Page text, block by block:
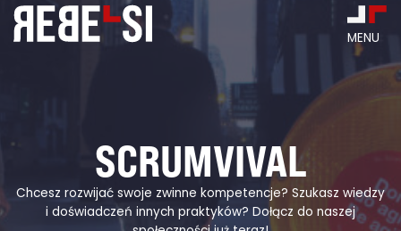
content
MENU
SCRUMVIVAL
Chcesz rozwijać swoje zwinne kompetencje? Szukasz wiedzy
i doświadczeń innych praktyków? Dołącz do naszej